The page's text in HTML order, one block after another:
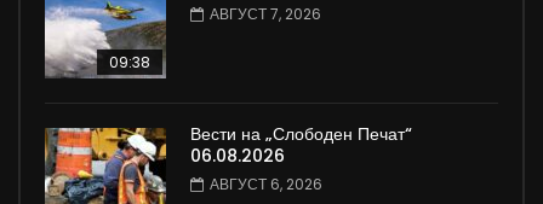
09:38
АВГУСТ 7, 2026
Вести на „Слободен Печат“
06.08.2026
АВГУСТ 6, 2026